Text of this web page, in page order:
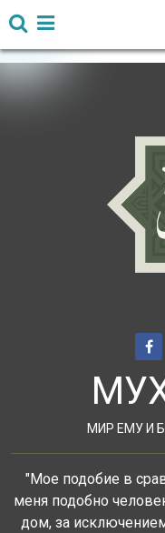
МИР ЕМУ И
"Мое подобие в
меня подобно
дом, за